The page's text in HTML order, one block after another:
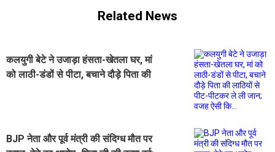
Related News
कलयुगी बेटे ने उजाड़ा हंसता-खेतला घर, मां
को लाठी-डंडों से पीटा, बचाने दौड़े पिता की
BJP नेता और पूर्व मंत्री की संदिग्ध मौत पर